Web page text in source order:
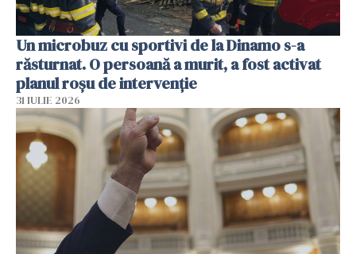
Un microbuz cu sportivi de la Dinamo s-a
răsturnat. O persoană a murit, a fost activat
planul roșu de intervenție
31 IULIE 2026